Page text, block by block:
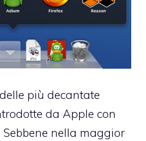
più decantate
da Apple con
Sebbene nella maggior